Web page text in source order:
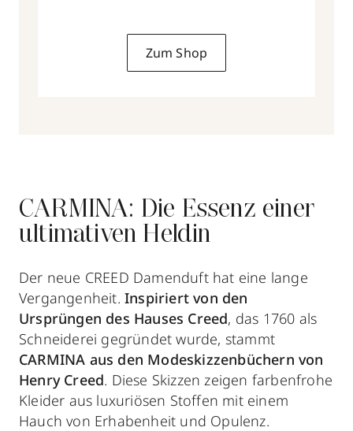
Zum Shop
CARMINA: Die Essenz einer
ultimativen Heldin
Der neue CREED Damenduft hat eine lange
Vergangenheit. Inspiriert von den
Ursprüngen des Hauses Creed, das 1760 als
Schneiderei gegründet wurde, stammt
CARMINA aus den Modeskizzenbüchern von
Henry Creed. Diese Skizzen zeigen farbenfrohe
Kleider aus luxuriösen Stoffen mit einem
Hauch von Erhabenheit und Opulenz.